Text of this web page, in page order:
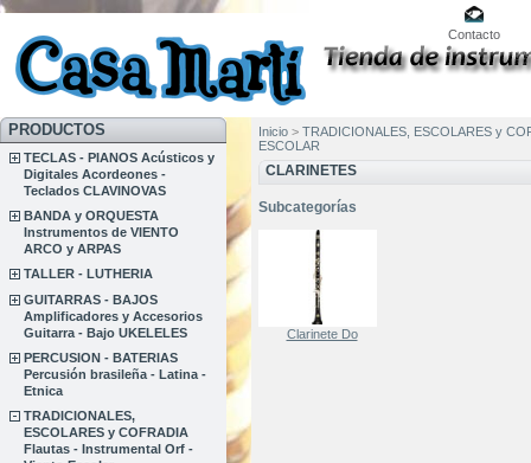
Contacto
PRODUCTOS
TECLAS - PIANOS Acústicos y
Digitales Acordeones -
Teclados CLAVINOVAS
BANDA y ORQUESTA
Instrumentos de VIENTO
ARCO y ARPAS
TALLER - LUTHERIA
GUITARRAS - BAJOS
Amplificadores y Accesorios
Guitarra - Bajo UKELELES
PERCUSION - BATERIAS
Percusión brasileña - Latina -
Etnica
TRADICIONALES,
ESCOLARES y COFRADIA
Flautas - Instrumental Orf -
Inicio > TRADICIONALES, ESCOLARES y
ESCOLAR
CLARINETES
Subcategorías
Clarinete Do